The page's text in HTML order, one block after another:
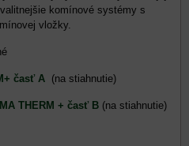
komínové systémy s
vložky.
časť A (na stiahnutie)
THERM + časť B (na stiahnutie)